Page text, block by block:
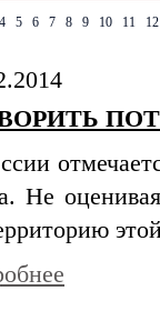
4 5 6 7 8 9 10 11 12
Не